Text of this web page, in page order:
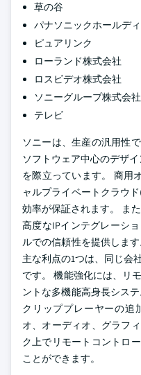
草の谷
パナソニックホールデ
ピュアリンク
ローランド株式会社
ロスビデオ株式会社
ソニーグループ株式会社
テレビ
ソニーは、生産の汎用性
ソフトウェア中心のデザ
を際立っています。 商用
ャルプライベートクラウ
効率が保証されます。 また
高度なIPインテグレーシ
ルでの信頼性を提供しま
主な利点の1つは、同じ会
です。 機能強化には、リ
ントな多機能高身長シス
クリッププレーヤーの追
オ、オーディオ、グラフ
ク上でリモートコントロ
ことができます。